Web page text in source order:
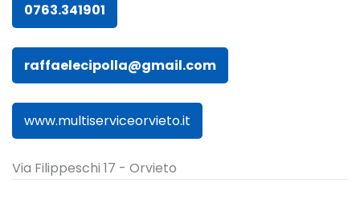
0763.341901
raffaelecipolla@gmail.com
www.multiserviceorvieto.it
Via Filippeschi 17 - Orvieto